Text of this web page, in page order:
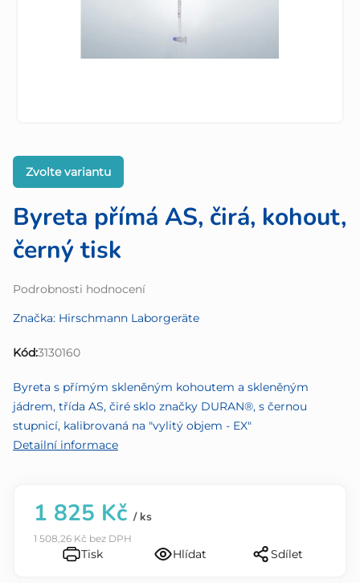
Byreta přímá AS, čirá, kohout,
černý tisk
Průměrné
produktu
0,0
hvězdiček.
Podrobnosti hodnocení
Značka: Hirschmann Laborgeräte
Kód:3130160
Zvolte variantu
Byreta s přímým skleněným kohoutem a skleněným
jádrem, třída AS, čiré sklo značky DURAN®, s černou
stupnicí, kalibrovaná na "vylitý objem - EX"
Detailní informace
1 825 Kč / ks
1 508,26 Kč bez DPH
Tisk Hlídat Sdílet